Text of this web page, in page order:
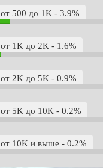
от 500 до 1K - 3.9%
от 1K до 2K - 1.6%
от 2K до 5K - 0.9%
от 5K до 10K - 0.2%
от 10K и выше - 0.2%